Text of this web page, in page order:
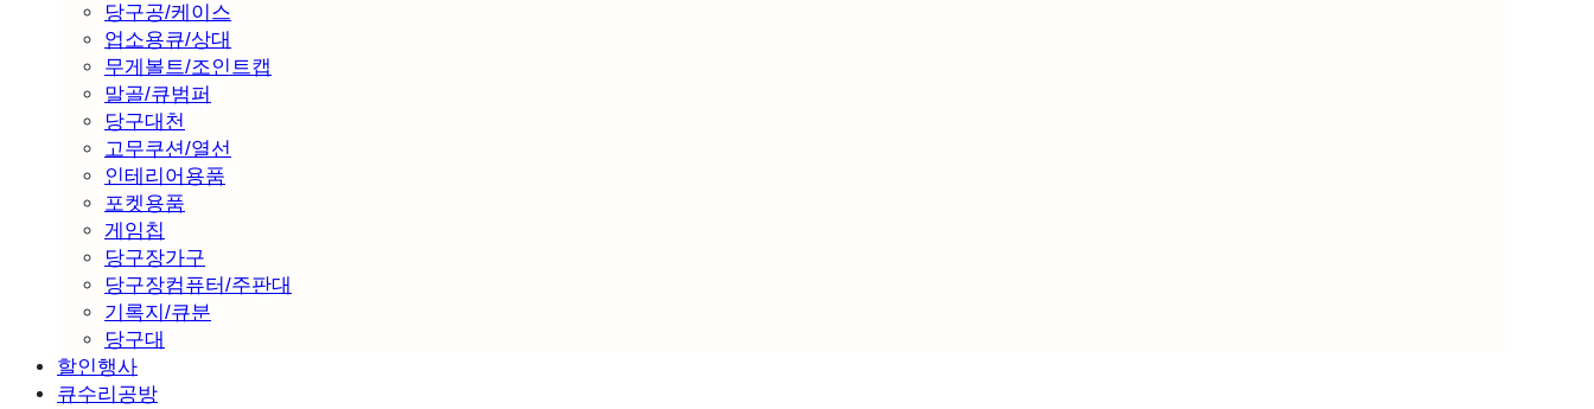
당구공/케이스
업소용큐/상대
무게볼트/조인트캡
말골/큐범퍼
당구대천
고무쿠션/열선
인테리어용품
포켓용품
게임칩
당구장가구
당구장컴퓨터/주판대
기록지/큐분
당구대
할인행사
큐수리공방